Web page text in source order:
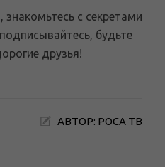
с секретами
будьте
друзья!
АВТОР: РОСА ТВ